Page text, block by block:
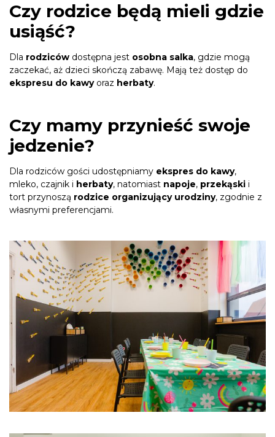
Czy rodzice będą mieli gdzie
usiąść?
Dla rodziców dostępna jest osobna salka, gdzie mogą
zaczekać, aż dzieci skończą zabawę. Mają też dostęp do
ekspresu do kawy oraz herbaty.
Czy mamy przynieść swoje
jedzenie?
Dla rodziców gości udostępniamy ekspres do kawy,
mleko, czajnik i herbaty, natomiast napoje, przekąski i
tort przynoszą rodzice organizujący urodziny, zgodnie z
własnymi preferencjami.